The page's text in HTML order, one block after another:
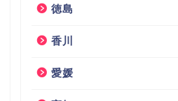
徳島
香川
愛媛